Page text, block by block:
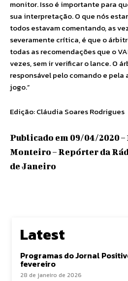
monitor. Isso é importante para
sua interpretação. O que nós
todos estavam comentando, as
severamente crítica, é que o
todas as recomendações que o
vezes, sem ir verificar o lance. O
responsável pelo comando e
jogo.”
Edição: Cláudia Soares Rodrigues
Publicado em 09/04/2020 –
Monteiro – Repórter da
de Janeiro
Latest
Programas do Jornal
fevereiro
28 de janeiro de 2026